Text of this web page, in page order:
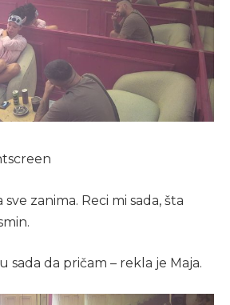
sve zanima. Reci mi sada, šta
sada da pričam – rekla je Maja.